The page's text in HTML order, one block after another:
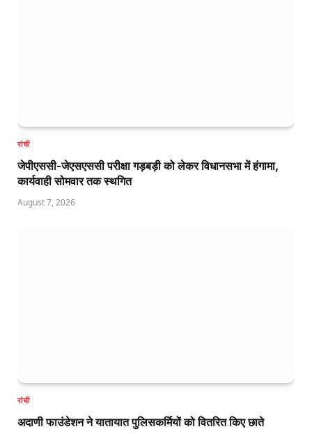
रांची
जेपीएससी-जेएसएससी परीक्षा गड़बड़ी को लेकर विधानसभा में हंगामा,
कार्यवाही सोमवार तक स्थगित
August 7, 2026
रांची
अदाणी फाउंडेशन ने यातायात पुलिसकर्मियों को वितरित किए छाते